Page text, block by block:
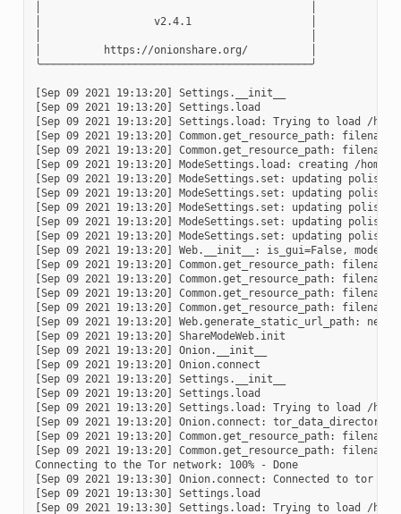
│                  v2.4.1                   │
│          https://onionshare.org/          │
╰───────────────────────────────────────────╯
[Sep 09 2021 19:13:20] Settings.__init__
[Sep 09 2021 19:13:20] Settings.load
[Sep 09 2021 19:13:20] Settings.load: Trying to load /
[Sep 09 2021 19:13:20] Common.get_resource_path:
[Sep 09 2021 19:13:20] Common.get_resource_path:
[Sep 09 2021 19:13:20] ModeSettings.load: creating /
[Sep 09 2021 19:13:20] ModeSettings.set: updating
[Sep 09 2021 19:13:20] ModeSettings.set: updating
[Sep 09 2021 19:13:20] ModeSettings.set: updating
[Sep 09 2021 19:13:20] ModeSettings.set: updating polish-
[Sep 09 2021 19:13:20] ModeSettings.set: updating polish-
[Sep 09 2021 19:13:20] Web.__init__: is_gui=False,
[Sep 09 2021 19:13:20] Common.get_resource_path:
[Sep 09 2021 19:13:20] Common.get_resource_path:
[Sep 09 2021 19:13:20] Common.get_resource_path:
[Sep 09 2021 19:13:20] Common.get_resource_path:
[Sep 09 2021 19:13:20] Web.generate_static_url_path:
[Sep 09 2021 19:13:20] ShareModeWeb.init
[Sep 09 2021 19:13:20] Onion.__init__
[Sep 09 2021 19:13:20] Onion.connect
[Sep 09 2021 19:13:20] Settings.__init__
[Sep 09 2021 19:13:20] Settings.load
[Sep 09 2021 19:13:20] Settings.load: Trying to load /
[Sep 09 2021 19:13:20] Onion.connect:
[Sep 09 2021 19:13:20] Common.get_resource_path:
[Sep 09 2021 19:13:20] Common.get_resource_path:
Connecting to the Tor network: 100% - Done
[Sep 09 2021 19:13:30] Onion.connect: Connected to tor
[Sep 09 2021 19:13:30] Settings.load
[Sep 09 2021 19:13:30] Settings.load: Trying to load /